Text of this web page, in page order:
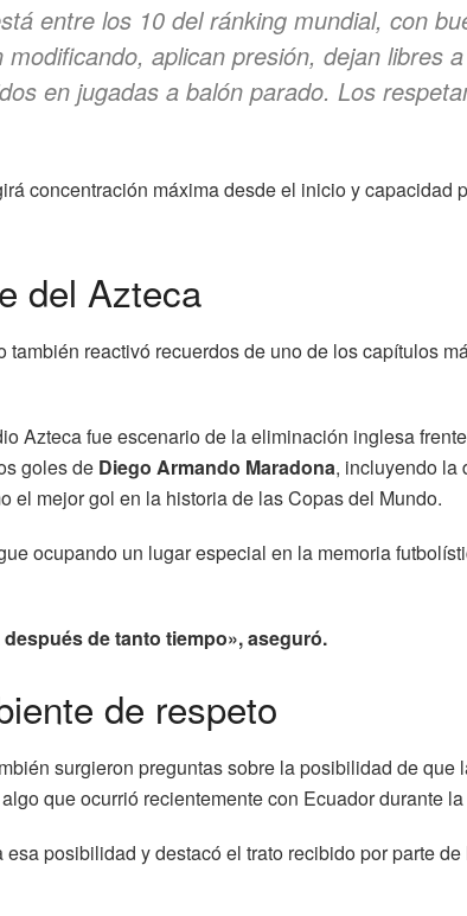
entre los 10 del ránking mundial, con
aplican presión, dejan libres
en jugadas a balón parado. Los
concentración máxima desde el inicio y capacidad
del Azteca
reactivó recuerdos de uno de los capítulos
Azteca fue escenario de la eliminación inglesa
goles de Diego Armando Maradona, incluyendo la
el mejor gol en la historia de las Copas del Mundo.
ocupando un lugar especial en la memoria
de tanto tiempo», aseguró.
de respeto
surgieron preguntas sobre la posibilidad de que
que ocurrió recientemente con Ecuador durante
posibilidad y destacó el trato recibido por parte